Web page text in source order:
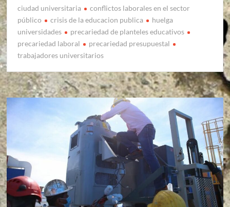
ciudad universitaria
conflictos laborales en el sector
público
crisis de la educacion publica
huelga
universidades
precariedad de planteles educativos
precariedad laboral
precariedad presupuestal
trabajadores universitarios